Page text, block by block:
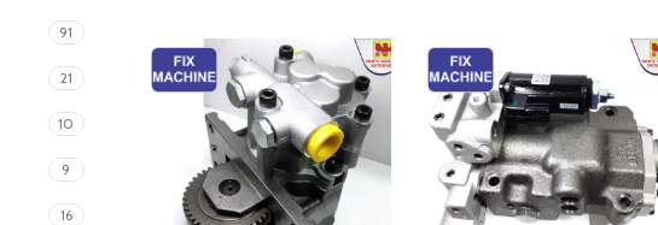
91
21
10
9
16